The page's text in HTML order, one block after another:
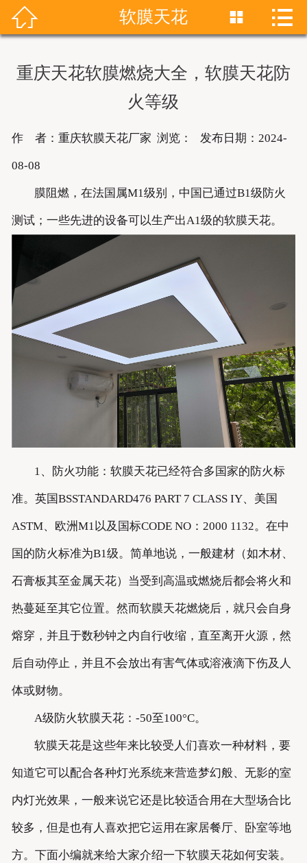
首页
联系我们
软膜天花
 软膜天花  
重庆天花软膜燃烧大全，软膜天花防
火等级
作 者：重庆软膜天花厂家 浏览： 发布日期：2024-
08-08
膜阻燃，在法国属M1级别，中国已通过B1级防火
测试；一些先进的设备可以生产出A1级的软膜天花。
1、防火功能：软膜天花已经符合多国家的防火标
准。英国BSSTANDARD476 PART 7 CLASS IY、美国
ASTM、欧洲M1以及国标CODE NO：2000 1132。在中
国的防火标准为B1级。简单地说，一般建材（如木材、
石膏板其至金属天花）当受到高温或燃烧后都会将火和
热蔓延至其它位置。然而软膜天花燃烧后，就只会自身
熔穿，并且于数秒钟之内自行收缩，直至离开火源，然
后自动停止，并且不会放出有害气体或溶液滴下伤及人
体或财物。
A级防火软膜天花：-50至100°C。
软膜天花是这些年来比较受人们喜欢一种材料，要
知道它可以配合各种灯光系统来营造梦幻般、无影的室
内灯光效果，一般来说它还是比较适合用在大型场合比
较多，但是也有人喜欢把它运用在家居餐厅、卧室等地
方。下面小编就来给大家介绍一下软膜天花如何安装。